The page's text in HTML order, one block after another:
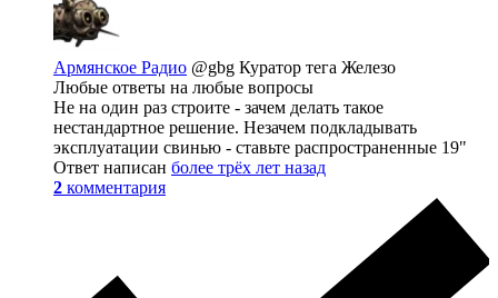
Армянское Радио @gbg Куратор тега Железо
Любые ответы на любые вопросы
Не на один раз строите - зачем делать такое
нестандартное решение. Незачем подкладывать
эксплуатации свинью - ставьте распространенные 19"
Ответ написан более трёх лет назад
2 комментария